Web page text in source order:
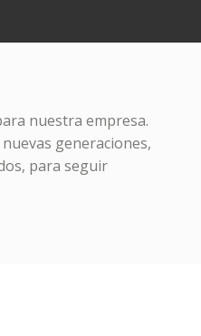
nuestra empresa.
generaciones,
para seguir